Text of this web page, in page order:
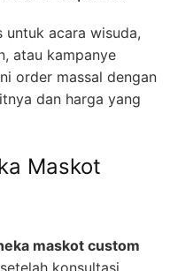
untuk acara wisuda,
atau kampanye
order massal dengan
dan harga yang
Maskot
maskot custom
konsultasi